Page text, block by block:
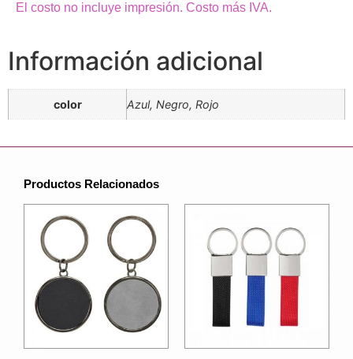
El costo no incluye impresión. Costo más IVA.
Información adicional
color Azul, Negro, Rojo
Productos Relacionados